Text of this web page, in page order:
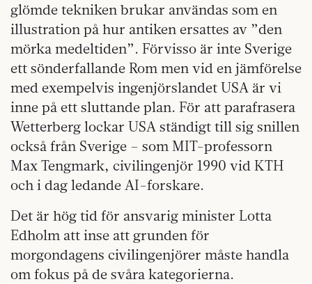
glömde tekniken brukar användas som en
illustration på hur antiken ersattes av ”den
mörka medeltiden”. Förvisso är inte Sverige
ett sönderfallande Rom men vid en jämförelse
med exempelvis ingenjörslandet USA är vi
inne på ett sluttande plan. För att parafrasera
Wetterberg lockar USA ständigt till sig snillen
också från Sverige – som MIT-professorn
Max Tengmark, civilingenjör 1990 vid KTH
och i dag ledande AI-forskare.
Det är hög tid för ansvarig minister Lotta
Edholm att inse att grunden för
morgondagens civilingenjörer måste handla
om fokus på de svåra kategorierna.